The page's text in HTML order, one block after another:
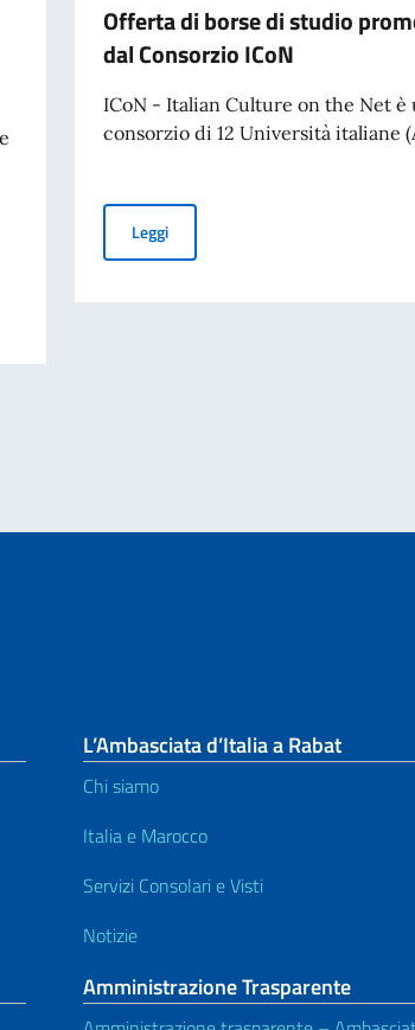
titolo di studio ai fini dell'iscrizione universitaria in Italia
Offerta di borse di studio
dal Consorzio ICoN
ICoN - Italian Culture on the Net è
consorzio di 12 Università italiane
LeggiOfferta di borse di studio promossa
L’Ambasciata d’Italia a Rabat
Chi siamo
Italia e Marocco
Servizi Consolari e Visti
Notizie
Amministrazione Trasparente